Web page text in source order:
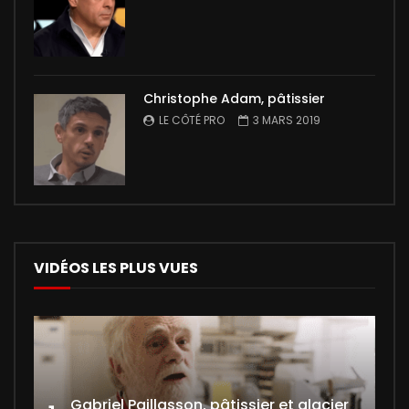
Christophe Adam, pâtissier
LE CÔTÉ PRO 3 MARS 2019
VIDÉOS LES PLUS VUES
Gabriel Paillasson, pâtissier et glacier